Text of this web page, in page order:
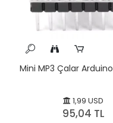
Mini MP3 Çalar
1,99 USD
95,04 TL